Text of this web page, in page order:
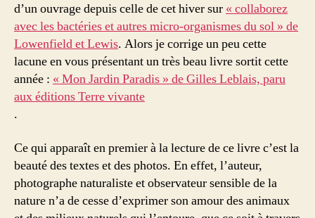
d’un ouvrage depuis celle de cet hiver sur « collaborez
avec les bactéries et autres micro-organismes du sol » de
Lowenfield et Lewis. Alors je corrige un peu cette
lacune en vous présentant un très beau livre sortit cette
année : « Mon Jardin Paradis » de Gilles Leblais, paru
aux éditions Terre vivante
.
Ce qui apparaît en premier à la lecture de ce livre c’est la
beauté des textes et des photos. En effet, l’auteur,
photographe naturaliste et observateur sensible de la
nature n’a de cesse d’exprimer son amour des animaux